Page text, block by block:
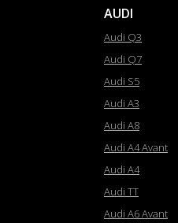
AUDI
Audi Q3
Audi Q7
Audi S5
Audi A3
Audi A8
Audi A4 Avant
Audi A4
Audi TT
Audi A6 Avant